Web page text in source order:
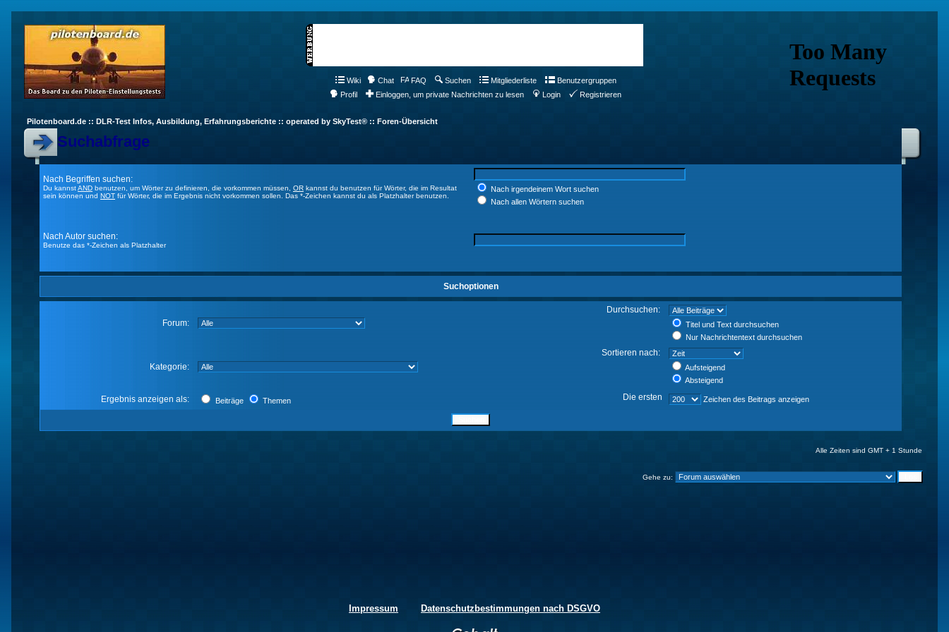
Wiki Chat FAQ Suchen Mitgliederliste
Benutzergruppen
Profil
Einloggen, um private Nachrichten zu lesen Login Registrieren
Pilotenboard.de :: DLR-Test Infos, Ausbildung, Erfahrungsberichte :: operated by SkyTest® :: Foren-Übersicht
Suchabfrage
Nach Begriffen suchen:
Du kannstAND benutzen, um Wörter zu definieren, die vorkommen müssen, OR kannst du benutzen für Wörter, die im Resultat
sein können und NOT für Wörter, die im Ergebnis nicht vorkommen sollen. Das *-Zeichen kannst du als Platzhalter benutzen.
Nach irgendeinem Wort suchen
Nach allen Wörtern suchen
Nach Autor suchen:
Benutze das *-Zeichen als Platzhalter
Suchoptionen
Forum:
Durchsuchen:
Titel und Text durchsuchen
Nur Nachrichtentext durchsuchen
Kategorie:
Sortieren nach:
Aufsteigend
Absteigend
Ergebnis anzeigen als: Beiträge Themen Die ersten Zeichen des Beitrags anzeigen
Alle Zeiten sind GMT + 1 Stunde
Gehe zu:
Impressum Datenschutzbestimmungen nach DSGVO